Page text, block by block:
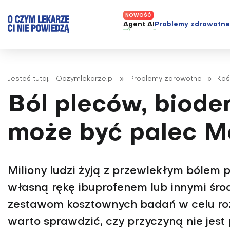
Agent AI Problemy zdrowotne
Alergie
Autyzm
Bezsenność
Borelioza
Celiakia
Choroba Alzheimera
Choroba Parkinsona
Choroby jelit
Prawa
Jesteś tutaj: Oczymlekarze.pl » Problemy zdrowotne »
Ból pleców,
może być palec
Miliony ludzi żyją z przewle­kłym bólem
własną rękę ibuprofenem lub innymi
zestawom kosztownych badań w celu
warto sprawdzić, czy przyczyną nie jest